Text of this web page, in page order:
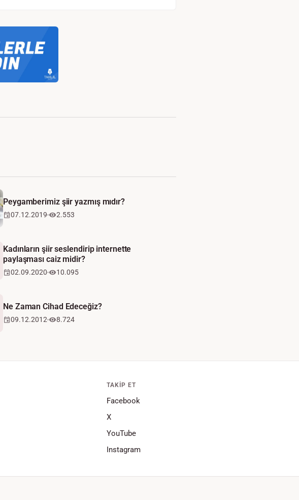
Peygamberimiz şiir yazmış mıdır?
07.12.2019 2.553
Kadınların şiir seslendirip internette
paylaşması caiz midir?
02.09.2020 10.095
Ne Zaman Cihad Edeceğiz?
09.12.2012 8.724
TAKIP ET
Facebook
X
YouTube
Instagram